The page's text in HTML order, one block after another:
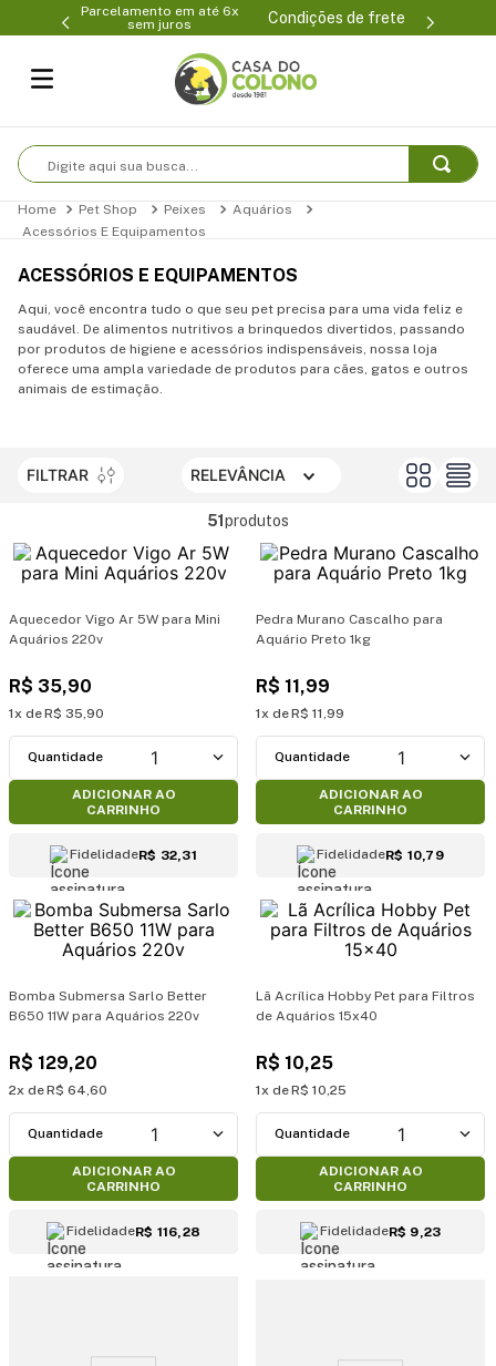
Parcelamento em até 6x
sem juros
Condições de frete
Digite aqui sua busca...
Pet Shop Peixes
Aquários
Acessórios E Equipamentos
ACESSÓRIOS E EQUIPAMENTOS
Aqui, você encontra tudo o que seu pet precisa para uma vida feliz e
saudável. De alimentos nutritivos a brinquedos divertidos, passando
por produtos de higiene e acessórios indispensáveis, nossa loja
oferece uma ampla variedade de produtos para cães, gatos e outros
animais de estimação.
FILTRAR RELEVÂNCIA
51produtos
Aquecedor Vigo Ar 5W para Mini
Aquários 220v
R$ 35,90
1 R$ 35,90
1
ADICIONAR AO
CARRINHO
FidelidadeR$ 32,31
Pedra Murano Cascalho para
Aquário Preto 1kg
R$ 11,99
1 R$ 11,99
1
ADICIONAR AO
CARRINHO
FidelidadeR$ 10,79
Bomba Submersa Sarlo Better
B650 11W para Aquários 220v
R$ 129,20
2 R$ 64,60
1
ADICIONAR AO
CARRINHO
FidelidadeR$ 116,28
Lã Acrílica Hobby Pet para Filtros
de Aquários 15x40
R$ 10,25
1 R$ 10,25
1
ADICIONAR AO
CARRINHO
FidelidadeR$ 9,23